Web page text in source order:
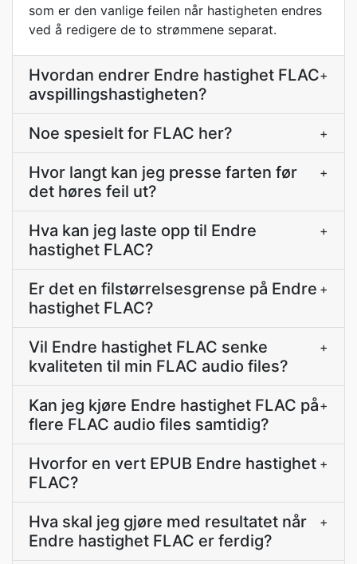
som er den vanlige feilen når hastigheten endres
ved å redigere de to strømmene separat.
Hvordan endrer Endre hastighet FLAC
avspillingshastigheten?
+
Noe spesielt for FLAC her? +
Hvor langt kan jeg presse farten før
det høres feil ut?
+
Hva kan jeg laste opp til Endre
hastighet FLAC?
+
Er det en filstørrelsesgrense på Endre
hastighet FLAC?
+
Vil Endre hastighet FLAC senke
kvaliteten til min FLAC audio files?
+
Kan jeg kjøre Endre hastighet FLAC på
flere FLAC audio files samtidig?
+
Hvorfor en vert EPUB Endre hastighet
FLAC?
+
Hva skal jeg gjøre med resultatet når
Endre hastighet FLAC er ferdig?
+